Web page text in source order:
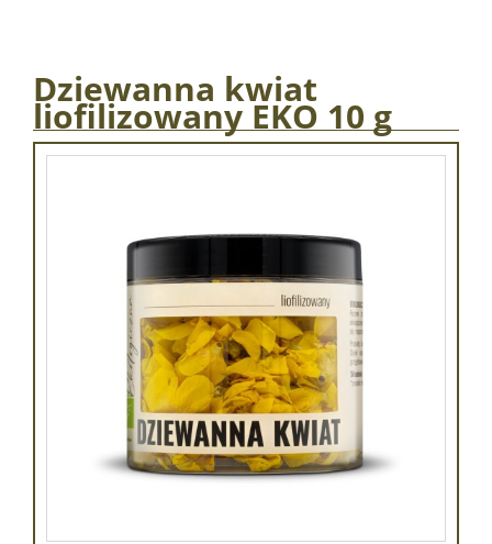
Dziewanna kwiat
liofilizowany EKO 10 g